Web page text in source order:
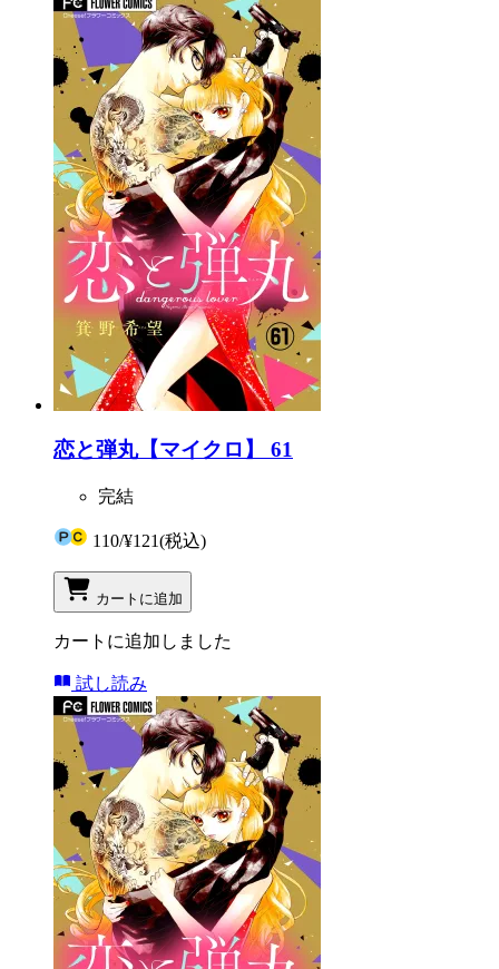
恋と弾丸【マイクロ】 61
完結
110/¥121(税込)
カートに追加
カートに追加しました
試し読み